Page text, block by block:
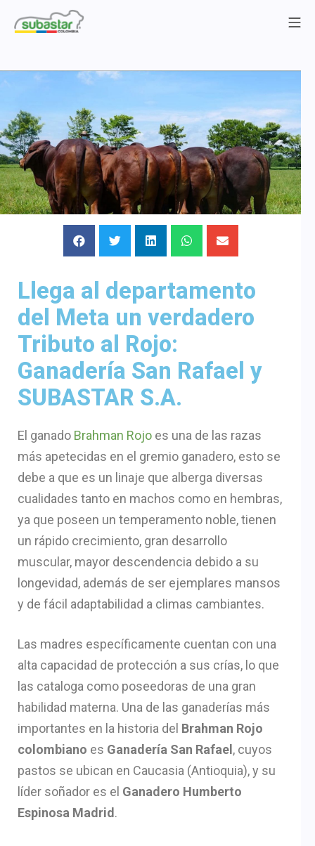
Llega al departamento
del Meta un verdadero
Tributo al Rojo:
Ganadería San Rafael y
SUBASTAR S.A.
El ganado Brahman Rojo es una de las razas
más apetecidas en el gremio ganadero, esto se
debe a que es un linaje que alberga diversas
cualidades tanto en machos como en hembras,
ya que poseen un temperamento noble, tienen
un rápido crecimiento, gran desarrollo
muscular, mayor descendencia debido a su
longevidad, además de ser ejemplares mansos
y de fácil adaptabilidad a climas cambiantes.
Las madres específicamente cuentan con una
alta capacidad de protección a sus crías, lo que
las cataloga como poseedoras de una gran
habilidad materna. Una de las ganaderías más
importantes en la historia del Brahman Rojo
colombiano es Ganadería San Rafael , cuyos
pastos se ubican en Caucasia (Antioquia), y su
líder soñador es el Ganadero Humberto
Espinosa Madrid .